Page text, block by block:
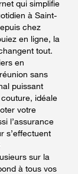
qui simplifie
à Saint-
chez
en ligne, la
tout.
en
sans
puissant
idéale
votre
l’assurance
s’effectuent
sur la
à tous vos